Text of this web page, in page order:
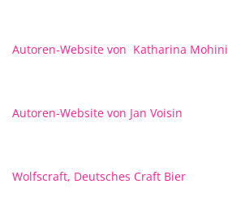
Autoren-Website von Katharina Mohini
Autoren-Website von Jan Voisin
Wolfscraft, Deutsches Craft Bier